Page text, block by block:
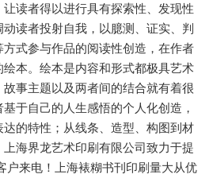
读者得以进行具有探索性、发现性
读者投射自我，以臆测、证实、判
式参与作品的阅读性创造，在作者
本。绘本是内容和形式都极具艺术
事主题以及两者间的结合就有着很
于自己的人生感悟的个人化创造，
的特性；从线条、造型、构图到材
海界龙艺术印刷有限公司致力于提
户来电！上海裱糊书刊印刷量大从优